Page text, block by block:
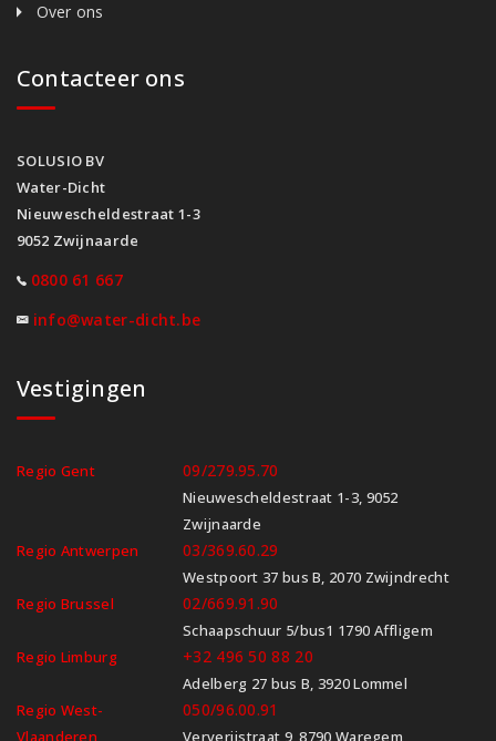
Over ons
Contacteer ons
SOLUSIO BV
Water-Dicht
Nieuwescheldestraat 1-3
9052 Zwijnaarde
0800 61 667
info@water-dicht.be
Vestigingen
Regio Gent 09/279.95.70
Nieuwescheldestraat 1-3, 9052
Zwijnaarde
Regio Antwerpen
03/369.60.29
Westpoort 37 bus B, 2070 Zwijndrecht
Regio Brussel
02/669.91.90
Schaapschuur 5/bus1 1790 Affligem
Regio Limburg
+32 496 50 88 20
Adelberg 27 bus B, 3920 Lommel
Regio West-
Vlaanderen
050/96.00.91
Ververijstraat 9, 8790 Waregem